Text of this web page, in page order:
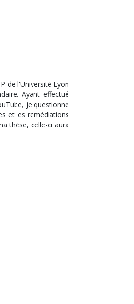
de l'Université Lyon
Ayant effectué
je questionne
et les remédiations
thèse, celle-ci aura